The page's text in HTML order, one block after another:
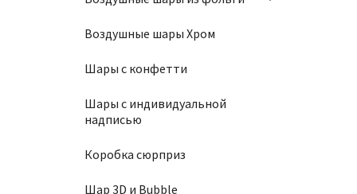
Воздушные шары Хром
Шары с конфетти
Шары с индивидуальной
надписью
Коробка сюрприз
Шар 3D и Bubble